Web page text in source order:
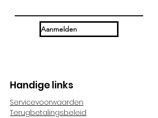
Aanmelden
Handige links
Servicevoorwaarden
Terugbetalingsbeleid